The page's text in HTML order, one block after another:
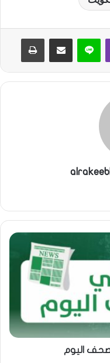
ڤايبر لاين مشاركة عبر البريد طباعة
صحف اليوم